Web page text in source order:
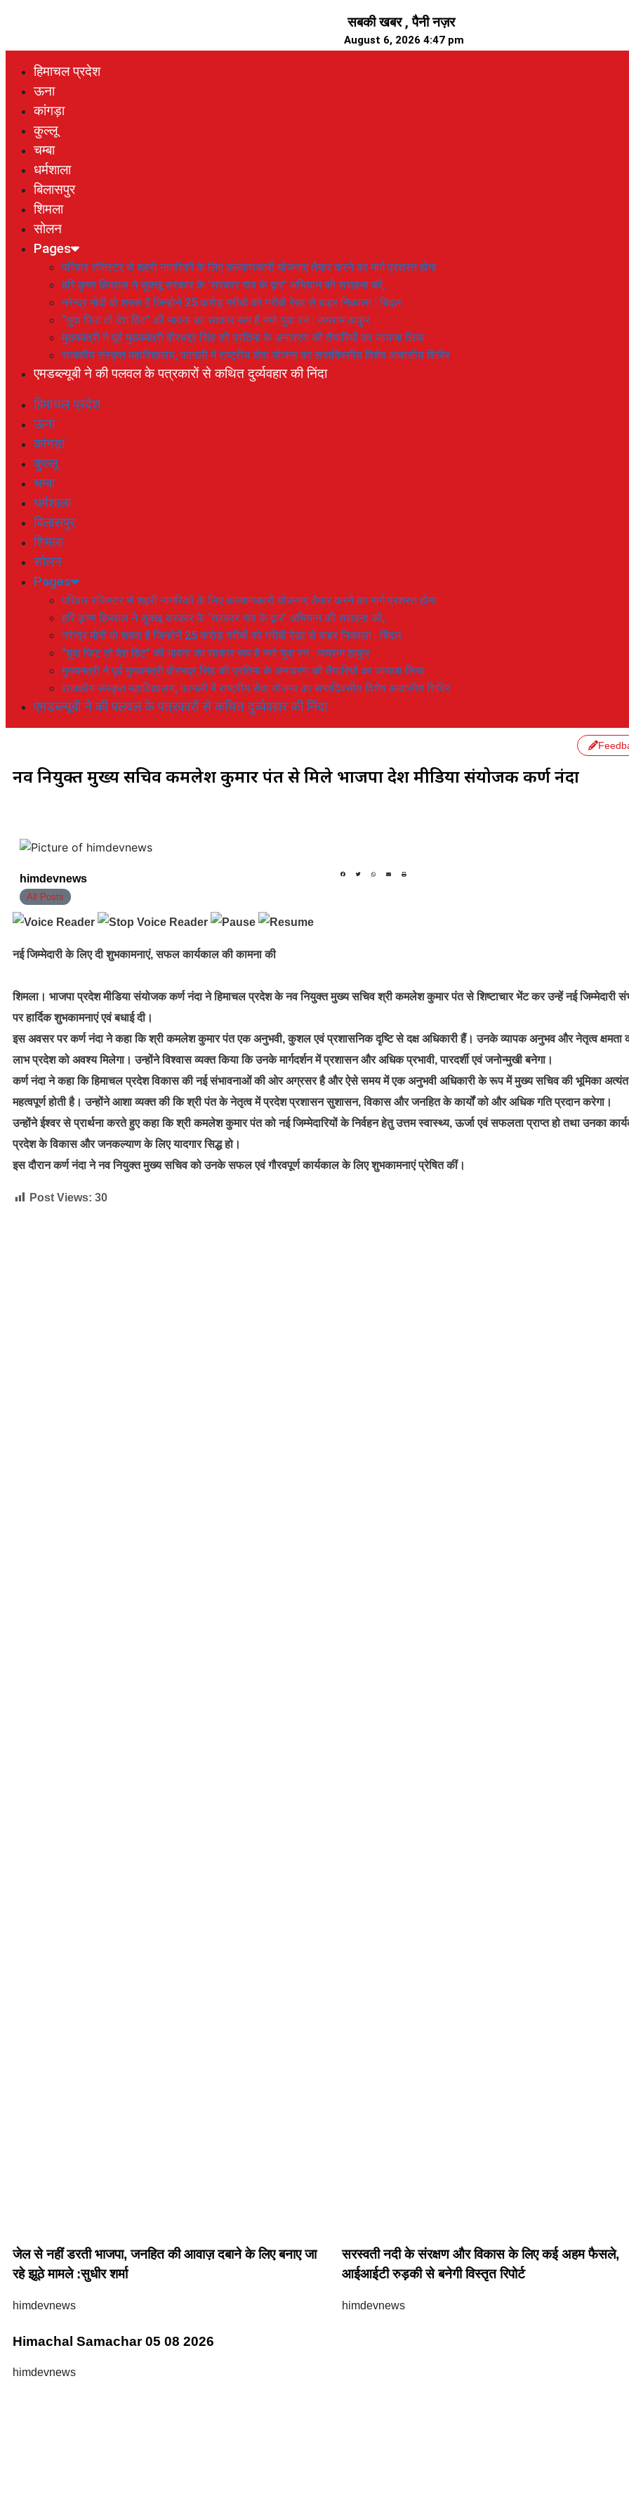
सबकी खबर , पैनी नज़र
August 6, 2026 4:47 pm
हिमाचल प्रदेश
ऊना
कांगड़ा
कुल्लू
चम्बा
धर्मशाला
बिलासपुर
शिमला
सोलन
Pages
परिवार रजिस्टर से शहरी नागरिकों के लिए कल्याणकारी योजनाएं तैयार करने का मार्ग प्रशस्त होगा
हरि कृष्ण हिमराल ने सुक्खू सरकार के ‘सरकार गांव के द्वार’ अभियान की सराहना की,
नरेन्द्र मोदी वो शख्स है जिन्होनें 25 करोड़ गरीबों को गरीबी रेखा से बाहर निकाला : बिंदल
“युवा फिट तो देश हिट” की भावना का साकार रूप है नमो युवा रन : जयराम ठाकुर
मुख्यमंत्री ने पूर्व मुख्यमंत्री वीरभद्र सिंह की प्रतिमा के अनावरण की तैयारियों का जायजा लिया
राजकीय संस्कृत महाविद्यालय, फागली में राष्ट्रीय सेवा योजना का सप्तदिवसीय विशेष आवासीय शिविर
एमडब्ल्यूबी ने की पलवल के पत्रकारों से कथित दुर्व्यवहार की निंदा
हिमाचल प्रदेश
ऊना
कांगड़ा
कुल्लू
चम्बा
धर्मशाला
बिलासपुर
शिमला
सोलन
Pages
परिवार रजिस्टर से शहरी नागरिकों के लिए कल्याणकारी योजनाएं तैयार करने का मार्ग प्रशस्त होगा
हरि कृष्ण हिमराल ने सुक्खू सरकार के ‘सरकार गांव के द्वार’ अभियान की सराहना की,
नरेन्द्र मोदी वो शख्स है जिन्होनें 25 करोड़ गरीबों को गरीबी रेखा से बाहर निकाला : बिंदल
“युवा फिट तो देश हिट” की भावना का साकार रूप है नमो युवा रन : जयराम ठाकुर
मुख्यमंत्री ने पूर्व मुख्यमंत्री वीरभद्र सिंह की प्रतिमा के अनावरण की तैयारियों का जायजा लिया
राजकीय संस्कृत महाविद्यालय, फागली में राष्ट्रीय सेवा योजना का सप्तदिवसीय विशेष आवासीय शिविर
एमडब्ल्यूबी ने की पलवल के पत्रकारों से कथित दुर्व्यवहार की निंदा
नव नियुक्त मुख्य सचिव कमलेश कुमार पंत से मिले भाजपा प्रदेश मीडिया संयोजक कर्ण नंदा
himdevnews
All Posts
नई जिम्मेदारी के लिए दी शुभकामनाएं, सफल कार्यकाल की कामना की
शिमला। भाजपा प्रदेश मीडिया संयोजक कर्ण नंदा ने हिमाचल प्रदेश के नव नियुक्त मुख्य सचिव श्री कमलेश कुमार पंत से शिष्टाचार भेंट कर उन्हें नई जिम्मेदारी
पर हार्दिक शुभकामनाएं एवं बधाई दी।
इस अवसर पर कर्ण नंदा ने कहा कि श्री कमलेश कुमार पंत एक अनुभवी, कुशल एवं प्रशासनिक दृष्टि से दक्ष अधिकारी हैं। उनके व्यापक अनुभव और नेतृत्व क्षमता
लाभ प्रदेश को अवश्य मिलेगा। उन्होंने विश्वास व्यक्त किया कि उनके मार्गदर्शन में प्रशासन और अधिक प्रभावी, पारदर्शी एवं जनोन्मुखी बनेगा।
कर्ण नंदा ने कहा कि हिमाचल प्रदेश विकास की नई संभावनाओं की ओर अग्रसर है और ऐसे समय में एक अनुभवी अधिकारी के रूप में मुख्य सचिव की भूमिका अत्यंत
महत्वपूर्ण होती है। उन्होंने आशा व्यक्त की कि श्री पंत के नेतृत्व में प्रदेश प्रशासन सुशासन, विकास और जनहित के कार्यों को और अधिक गति प्रदान करेगा।
उन्होंने ईश्वर से प्रार्थना करते हुए कहा कि श्री कमलेश कुमार पंत को नई जिम्मेदारियों के निर्वहन हेतु उत्तम स्वास्थ्य, ऊर्जा एवं सफलता प्राप्त हो तथा उनका
प्रदेश के विकास और जनकल्याण के लिए यादगार सिद्ध हो।
इस दौरान कर्ण नंदा ने नव नियुक्त मुख्य सचिव को उनके सफल एवं गौरवपूर्ण कार्यकाल के लिए शुभकामनाएं प्रेषित कीं।
Post Views: 30
जेल से नहीं डरती भाजपा, जनहित की आवाज़ दबाने के लिए बनाए जा
रहे झूठे मामले :सुधीर शर्मा
himdevnews
सरस्वती नदी के संरक्षण और विकास के लिए कई अहम फैसले,
आईआईटी रुड़की से बनेगी विस्तृत रिपोर्ट
himdevnews
Himachal Samachar 05 08 2026
himdevnews